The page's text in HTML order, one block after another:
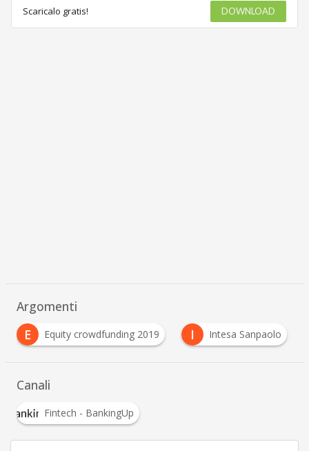
Scaricalo gratis! DOWNLOAD
Argomenti
E
Equity crowdfunding 2019 I Intesa Sanpaolo
Canali
Fintech - BankingUp